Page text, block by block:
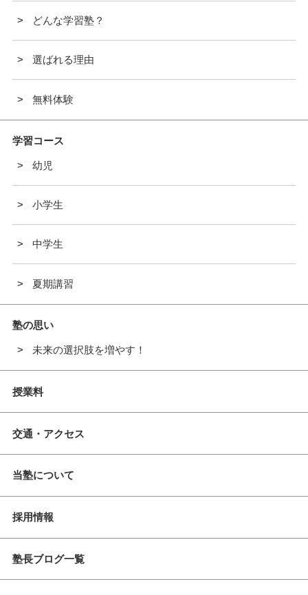
どんな学習塾？
選ばれる理由
無料体験
学習コース
幼児
小学生
中学生
夏期講習
塾の思い
未来の選択肢を増やす！
授業料
交通・アクセス
当塾について
採用情報
塾長ブログ一覧